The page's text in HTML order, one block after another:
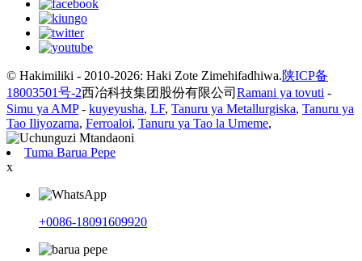
© Hakimiliki - 2010-2026: Haki Zote Zimehifadhiwa.陕ICP备
18003501号-2西冶科技集团股份有限公司 Ramani ya tovuti -
Simu ya AMP- kuyeyusha, LF, Tanuru ya Metallurgiska, Tanuru ya
Tao Iliyozama, Ferroaloi, Tanuru ya Tao la Umeme,
Tuma Barua Pepe
x
+0086-18091609920